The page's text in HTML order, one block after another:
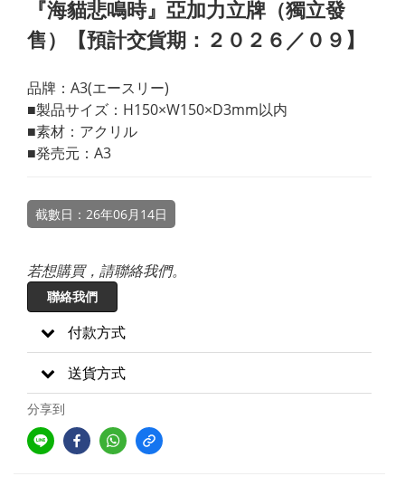
『海貓悲鳴時』亞加力立牌（獨立發
售）【預計交貨期：２０２６／０９】
品牌：A3(エースリー)
■製品サイズ：H150×W150×D3mm以内
■素材：アクリル
■発売元：A3
截數日：26年06月14日
若想購買，請聯絡我們。
聯絡我們
付款方式
送貨方式
分享到